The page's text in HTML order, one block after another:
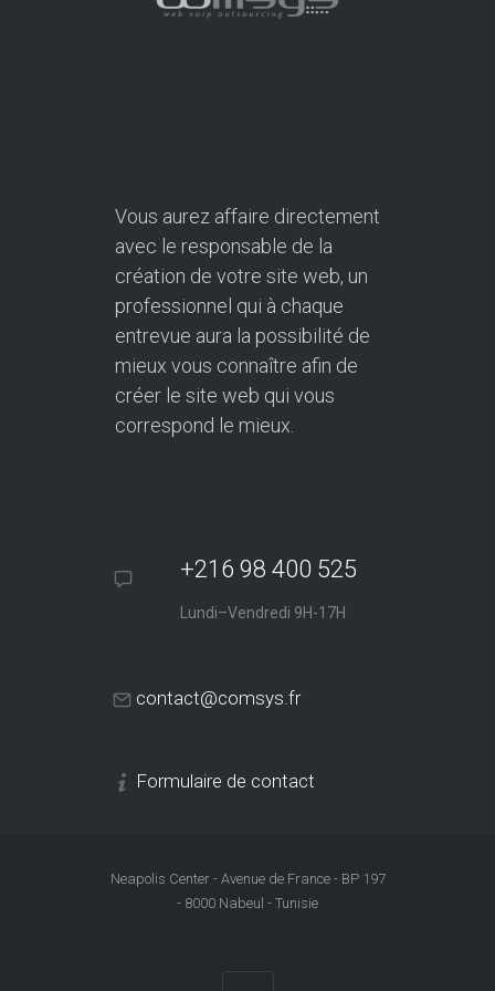
Vous aurez affaire directement
avec le responsable de la
création de votre site web, un
professionnel qui à chaque
entrevue aura la possibilité de
mieux vous connaître afin de
créer le site web qui vous
correspond le mieux.
+216 98 400 525
Lundi–Vendredi 9H-17H
contact@comsys.fr
Formulaire de contact
Neapolis Center - Avenue de France - BP 197
- 8000 Nabeul - Tunisie